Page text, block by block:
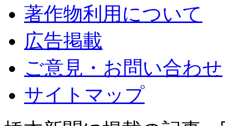
著作物利用について
広告掲載
ご意見・お問い合わせ
サイトマップ